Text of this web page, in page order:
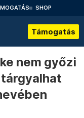
SHOP
Támogatás
nem győzi